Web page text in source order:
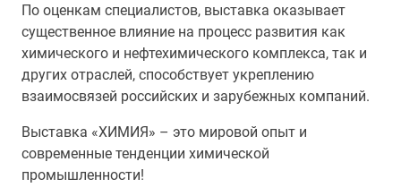
По оценкам специалистов, выставка оказывает
существенное влияние на процесс развития как
химического и нефтехимического комплекса, так и
других отраслей, способствует укреплению
взаимосвязей российских и зарубежных компаний.
Выставка «ХИМИЯ» – это мировой опыт и
современные тенденции химической
промышленности!